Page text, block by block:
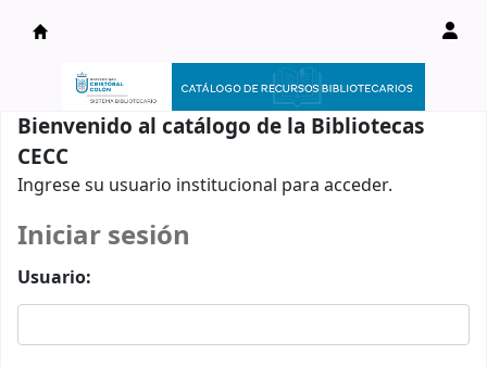
Catálogo en línea
Bienvenido al catálogo de la Bibliotecas
CECC
Ingrese su usuario institucional para acceder.
Iniciar sesión
Usuario: